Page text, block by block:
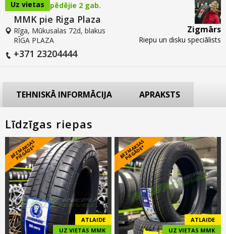
Uz vietas pēdējie 2 gab.
MMK pie Riga Plaza
Rīga, Mūkusalas 72d, blakus
RĪGA PLAZA
+371 23204444
Zigmārs
Riepu un disku speciālists
TEHNISKĀ INFORMĀCIJA APRAKSTS
Līdzīgas riepas
B
E
Z
M
A
K
S
A
S
PI
E
G
Ā
D
E
*
ATLAIDE
UZ VIETAS MMK
B
E
Z
M
A
K
S
A
S
PI
E
G
Ā
D
E
*
ATLAIDE
UZ VIETAS MMK